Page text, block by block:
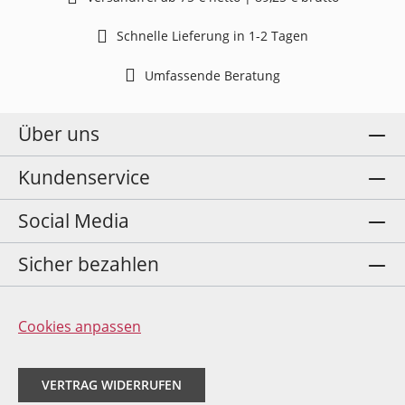
Schnelle Lieferung in 1-2 Tagen
Umfassende Beratung
Über uns
Kundenservice
Social Media
Sicher bezahlen
Cookies anpassen
VERTRAG WIDERRUFEN